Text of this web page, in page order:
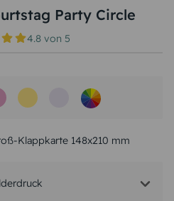
Party Circle
4.8 von5
Klappkarte 148x210 mm